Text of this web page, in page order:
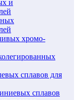
и
хромо-
сплавов для
сплавов